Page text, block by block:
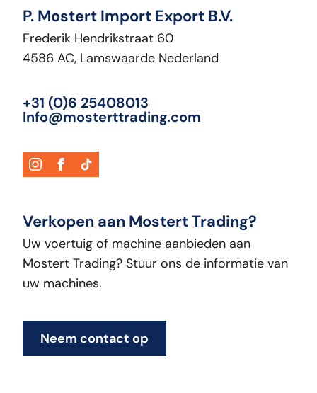
P. Mostert Import Export B.V.
Frederik Hendrikstraat 60
4586 AC, Lamswaarde Nederland
+31 (0)6 25408013
Info@mosterttrading.com
Verkopen aan Mostert Trading?
Uw voertuig of machine aanbieden aan
Mostert Trading? Stuur ons de informatie van
uw machines.
Neem contact op